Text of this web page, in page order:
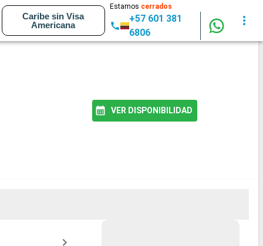
Caribe sin Visa
Americana
Estamos cerrados
+57 601 381
6806
VER DISPONIBILIDAD